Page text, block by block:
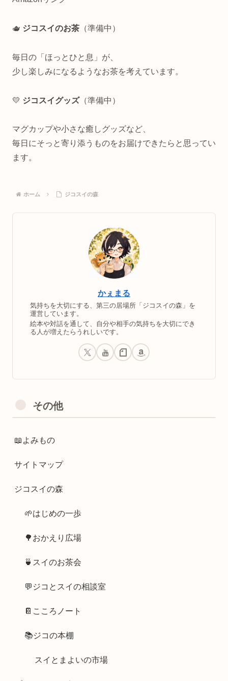
🫖 ジコスイのお茶 （準備中）
毎日の「ほっとひと息」が、
少し楽しみになるようなお茶を考えています。
💛 ジコスイグッズ（準備中）
マグカップや小さな癒しグッズなど、
毎日にそっと寄り添うものをお届けできたらと思ってい
ます。
ホーム ジコスイの森
かぇまる
気持ちを大切にする、第三の居場所「ジコスイの森」を
運営しています。
絵本や対話を通して、自分や相手の気持ちを大切にでき
る人が増えたらうれしいです。
その他
📖よみもの
サイトマップ
ジコスイの森
🌱はじめの一歩
🌳おかえり広場
🍵スイのお茶会
💬ジコとスイの相談室
📔こころノート
📚ジコの本棚
スイとまよいの市場